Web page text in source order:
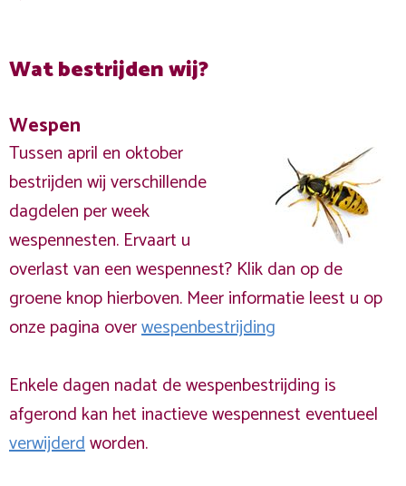
Wat bestrijden wij?
Wespen
Tussen april en oktober
bestrijden wij verschillende
dagdelen per week
wespennesten. Ervaart u
overlast van een wespennest? Klik dan op de
groene knop hierboven. Meer informatie leest u op
onze pagina overwespenbestrijding
Enkele dagen nadat de wespenbestrijding is
afgerond kan het inactieve wespennest eventueel
verwijderdworden.